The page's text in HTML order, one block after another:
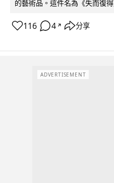
的藝術品。這件名為《失而復
116 4 ↗ 分享
ADVERTISEMENT